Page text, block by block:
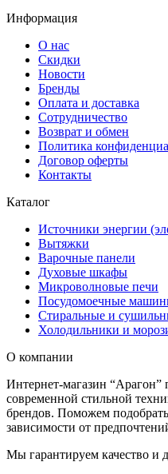
Информация
О нас
Скидки
Новости
Бренды
Оплата и доставка
Сотрудничество
Возврат и обмен
Политика
Договор оферты
Контакты
Каталог
Источники энергии
Вытяжки
Варочные панели
Духовые шкафы
Микроволновые печи
Посудомоечные
Стиральные и
Холодильники и
О компании
Интернет-магазин “Арагон”
современной стильной
брендов. Поможем
зависимости от
Мы гарантируем качество и